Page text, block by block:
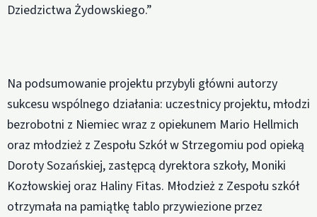
Dziedzictwa Żydowskiego.”
Na podsumowanie projektu przybyli główni autorzy
sukcesu wspólnego działania: uczestnicy projektu, młodzi
bezrobotni z Niemiec wraz z opiekunem Mario Hellmich
oraz młodzież z Zespołu Szkół w Strzegomiu pod opieką
Doroty Sozańskiej, zastępcą dyrektora szkoły, Moniki
Kozłowskiej oraz Haliny Fitas. Młodzież z Zespołu szkół
otrzymała na pamiątkę tablo przywiezione przez